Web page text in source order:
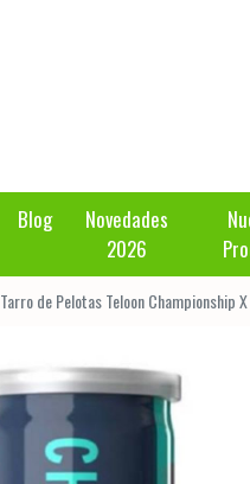
Blog
Novedades
2026
Tarro de Pelotas Teloon Championship